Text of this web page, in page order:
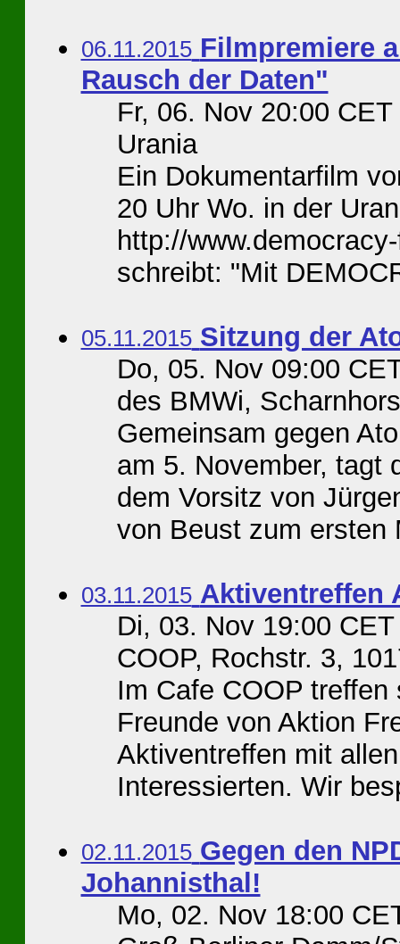
06.11.2015 Filmpremiere
Rausch der Daten"
Fr, 06. Nov 20:00
Urania
Ein Dokumentarfilm
20 Uhr Wo. in der
http://
schreibt: "Mit
05.11.2015 Sitzung der
Do, 05. Nov 09:00
des BMWi,
Gemeinsam gegen
am 5. November, tagt
dem Vorsitz von
von Beust zum ersten
03.11.2015 Aktiventreffen
Di, 03. Nov 19:00
COOP, Rochstr. 3,
Im Cafe COOP
Freunde von Aktion
Aktiventreffen mit
Interessierten. Wir
02.11.2015 Gegen den
Johannisthal!
Mo, 02. Nov 18:00